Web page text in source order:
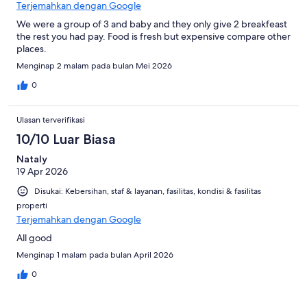
Terjemahkan dengan Google
We were a group of 3 and baby and they only give 2 breakfeast
the rest you had pay. Food is fresh but expensive compare other
places.
Menginap 2 malam pada bulan Mei 2026
0
Ulasan terverifikasi
10/10 Luar Biasa
Nataly
19 Apr 2026
Disukai: Kebersihan, staf & layanan, fasilitas, kondisi & fasilitas
properti
Terjemahkan dengan Google
All good
Menginap 1 malam pada bulan April 2026
0